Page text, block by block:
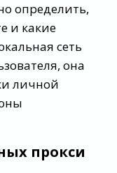
определить,
и какие
сеть
она
личной
прокси